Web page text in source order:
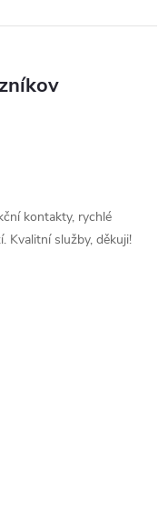
kontakty, rychlé
Kvalitní služby, děkuji!